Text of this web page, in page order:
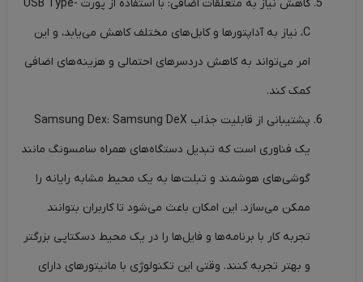
کاهش نیاز به متعلقات اضافی: با استفاده از پورت USB Type-
C، نیاز به آداپتورها و کابل‌های مختلف کاهش می‌یابد، و این
امر می‌تواند به کاهش دردسرهای احتمالی و هزینه‌های اضافی
کمک کند.
پشتیبانی از قابلیت جذاب Samsung Dex: Samsung DeX
یک فناوری است که تبدیل دستگاه‌های همراه سامسونگ مانند
گوشی‌های هوشمند و تبلت‌ها به یک محیط مشابه رایانه را
ممکن می‌سازد. این امکان باعث می‌شود تا کاربران بتوانند
تجربه کار با برنامه‌ها و فایل‌ها را در یک محیط دسکتاپی بزرگتر
و بهتر تجربه کنند. وقتی این تکنولوژی با مانیتورهای دارای